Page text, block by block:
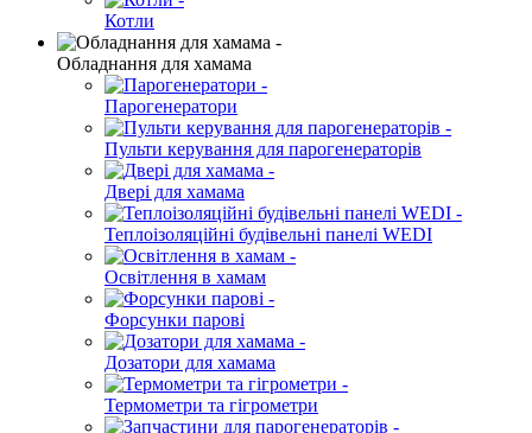
Котли
Обладнання для хамама
Парогенератори
Пульти керування для парогенераторів
Двері для хамама
Теплоізоляційні будівельні панелі WEDI
Освітлення в хамам
Форсунки парові
Дозатори для хамама
Термометри та гігрометри